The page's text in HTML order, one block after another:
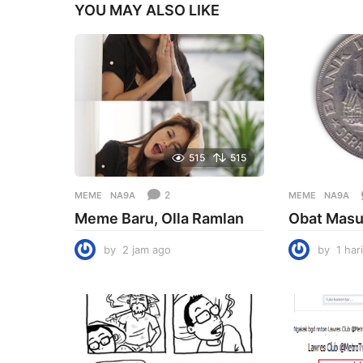
YOU MAY ALSO LIKE
515 515
MEME NA9A 2
Meme Baru, Olla Ramlan
by 2 jam ago
m
g
o
MEME NA9A
Obat
by 1